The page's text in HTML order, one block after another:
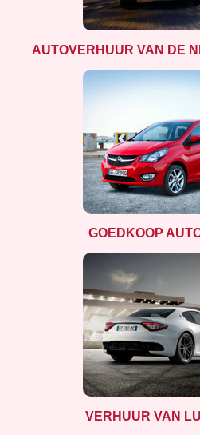
AUTOVERHUUR VAN DE
GOEDKOOP
VERHUUR VAN